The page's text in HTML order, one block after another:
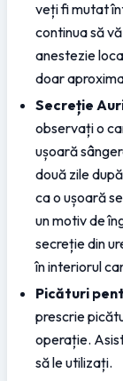
veți fi mutat
continua să
anestezie
doar
Secreție
observați o
ușoară
două zile
ca o ușoară
un motiv de
secreție din
în interiorul
Picături
prescrie
operație.
să le utilizați.